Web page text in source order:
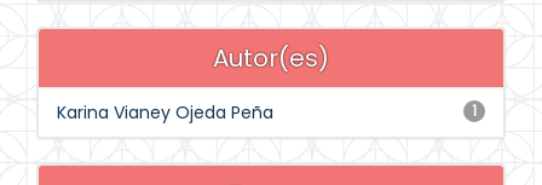
Autor(es)
1
Karina Vianey Ojeda Peña